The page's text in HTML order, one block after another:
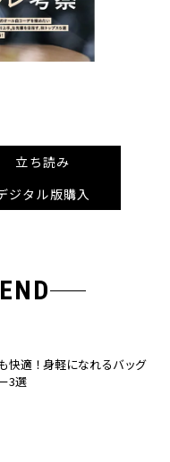
立ち読み
ジタル版購入
快適！身軽になれるバッグ
3選